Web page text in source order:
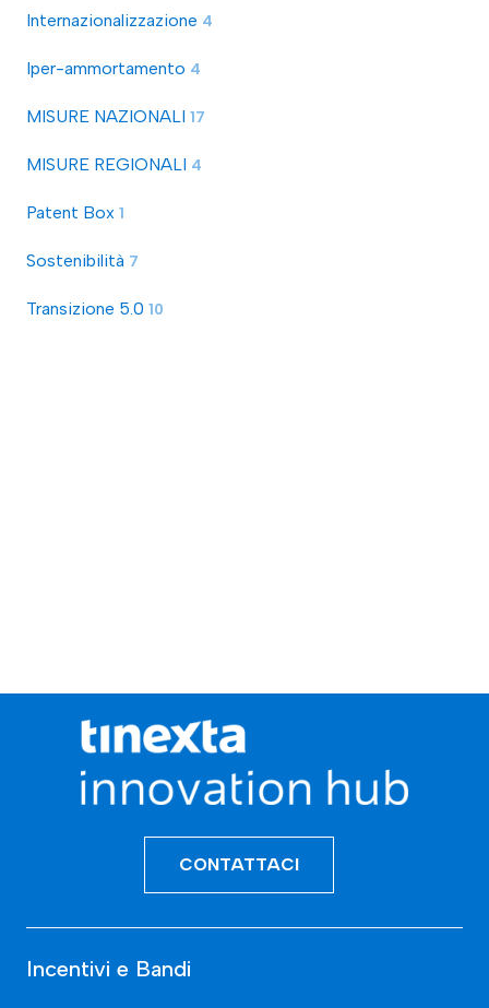
Internazionalizzazione 4
Iper-ammortamento 4
MISURE NAZIONALI 17
MISURE REGIONALI 4
Patent Box 1
Sostenibilità 7
Transizione 5.0 10
CONTATTACI
Incentivi e Bandi